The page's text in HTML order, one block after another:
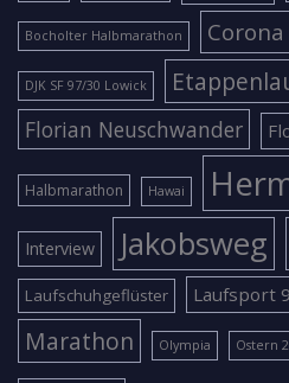
Bocholter Halbmarathon Corona
DJK SF 97/30 Lowick
Florian Neuschwander
Halbmarathon Hawai
Interview Jakobsweg
Laufschuhgeflüster Laufsport
Marathon Olympia Ostern